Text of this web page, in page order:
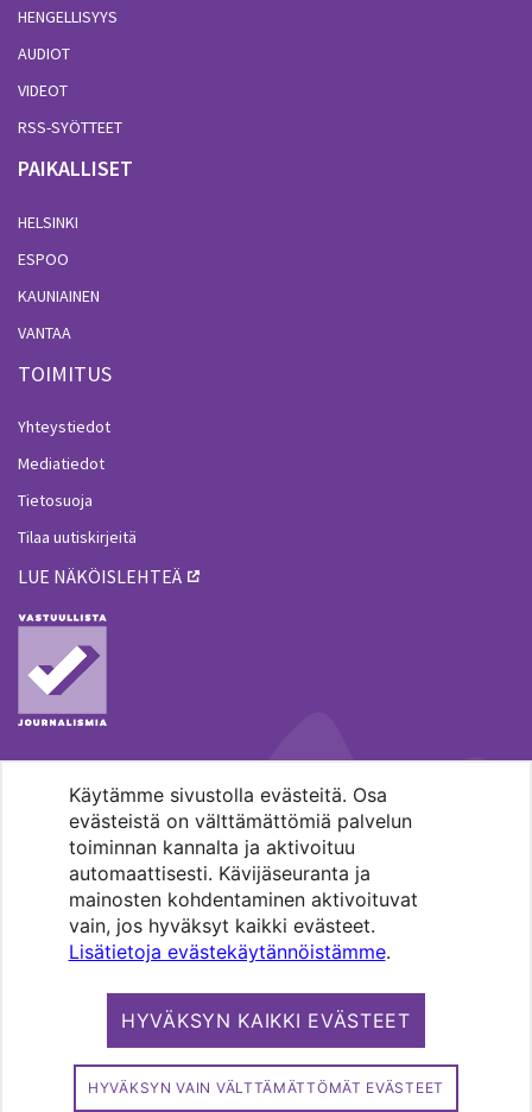
Käytämme sivustolla evästeitä. Osa
evästeistä on välttämättömiä palvelun
toiminnan kannalta ja aktivoituu
automaattisesti. Kävijäseuranta ja
mainosten kohdentaminen aktivoituvat
vain, jos hyväksyt kaikki evästeet.
Lisätietoja evästekäytännöistämme.
HYVÄKSYN KAIKKI EVÄSTEET
HYVÄKSYN VAIN VÄLTTÄMÄTTÖMÄT EVÄSTEET
HENGELLISYYS
AUDIOT
VIDEOT
RSS-SYÖTTEET
PAIKALLISET
HELSINKI
ESPOO
KAUNIAINEN
VANTAA
TOIMITUS
Yhteystiedot
Mediatiedot
Tietosuoja
Tilaa uutiskirjeitä
LUE NÄKÖISLEHTEÄ
MENOHAKU
Pääkaupunkiseudun evankelis-
luterilaisten seurakuntien media.
Copyright 2026. Kirkko ja kaupunki. All
rights reserved.